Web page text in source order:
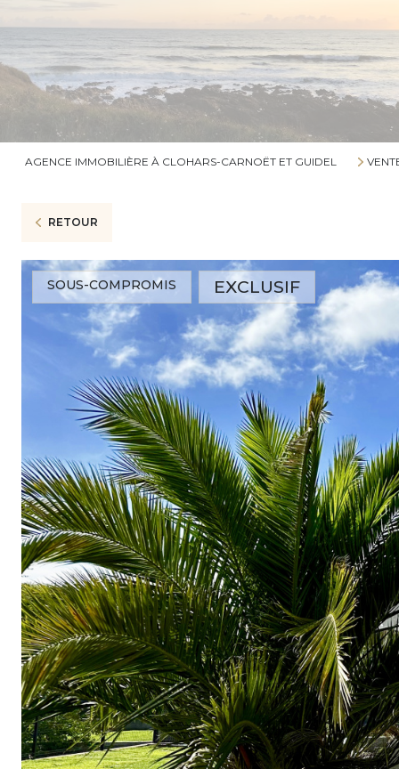
AGENCE IMMOBILIÈRE À CLOHARS-CARNOËT ET GUIDEL
RETOUR
SOUS-COMPROMIS EXCLUSIF